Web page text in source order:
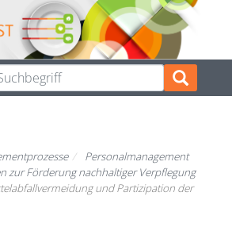
Personalmanagement
zur Förderung nachhaltiger Verpflegung
und Partizipation der